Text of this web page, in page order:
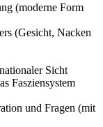
(moderne Form
(Gesicht, Nacken
Sicht
Fasziensystem
und Fragen (mit